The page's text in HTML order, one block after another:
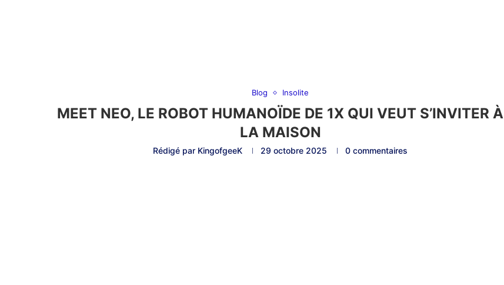
Blog Insolite
MEET NEO, LE ROBOT HUMANOÏDE DE 1X QUI VEUT S’INVITER À
LA MAISON
Rédigé par KingofgeeK 29 octobre 2025 0 commentaires